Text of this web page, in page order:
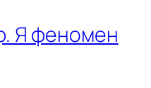
Я феномен